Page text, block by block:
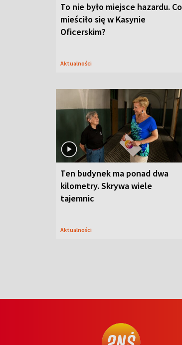
To nie było miejsce hazardu. Co
mieściło się w Kasynie
Oficerskim?
Aktualności
Ten budynek ma ponad dwa
kilometry. Skrywa wiele
tajemnic
Aktualności